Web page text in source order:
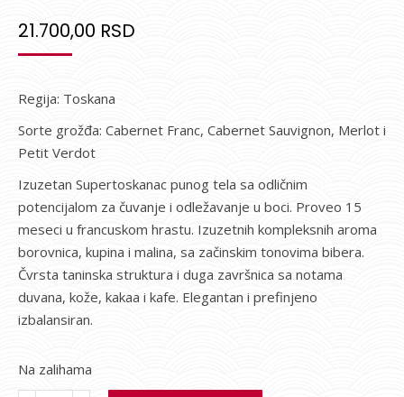
21.700,00 RSD
Regija: Toskana
Sorte grožđa: Cabernet Franc, Cabernet Sauvignon, Merlot i
Petit Verdot
Izuzetan Supertoskanac punog tela sa odličnim
potencijalom za čuvanje i odležavanje u boci. Proveo 15
meseci u francuskom hrastu. Izuzetnih kompleksnih aroma
borovnica, kupina i malina, sa začinskim tonovima bibera.
Čvrsta taninska struktura i duga završnica sa notama
duvana, kože, kakaa i kafe. Elegantan i prefinjeno
izbalansiran.
Na zalihama